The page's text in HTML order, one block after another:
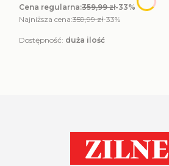
Cena regularna:359,99 zł-33%
Najniższa cena:359,99 zł-33%
Dostępność: duża ilość